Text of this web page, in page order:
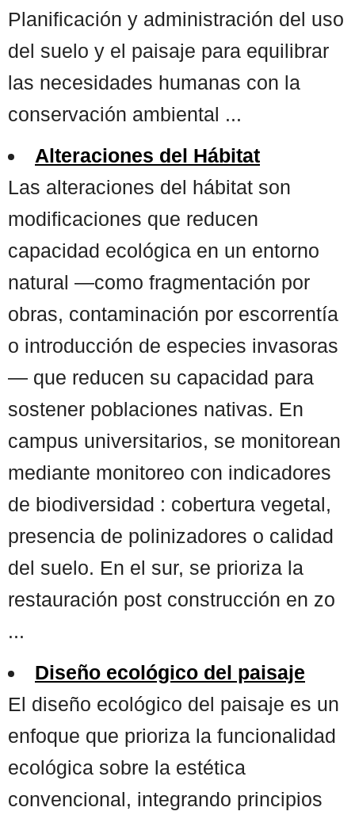
Planificación y administración del uso
del suelo y el paisaje para equilibrar
las necesidades humanas con la
conservación ambiental ...
Alteraciones del Hábitat
Las alteraciones del hábitat son
modificaciones que reducen
capacidad ecológica en un entorno
natural —como fragmentación por
obras, contaminación por escorrentía
o introducción de especies invasoras
— que reducen su capacidad para
sostener poblaciones nativas. En
campus universitarios, se monitorean
mediante monitoreo con indicadores
de biodiversidad : cobertura vegetal,
presencia de polinizadores o calidad
del suelo. En el sur, se prioriza la
restauración post construcción en zo
...
Diseño ecológico del paisaje
El diseño ecológico del paisaje es un
enfoque que prioriza la funcionalidad
ecológica sobre la estética
convencional, integrando principios